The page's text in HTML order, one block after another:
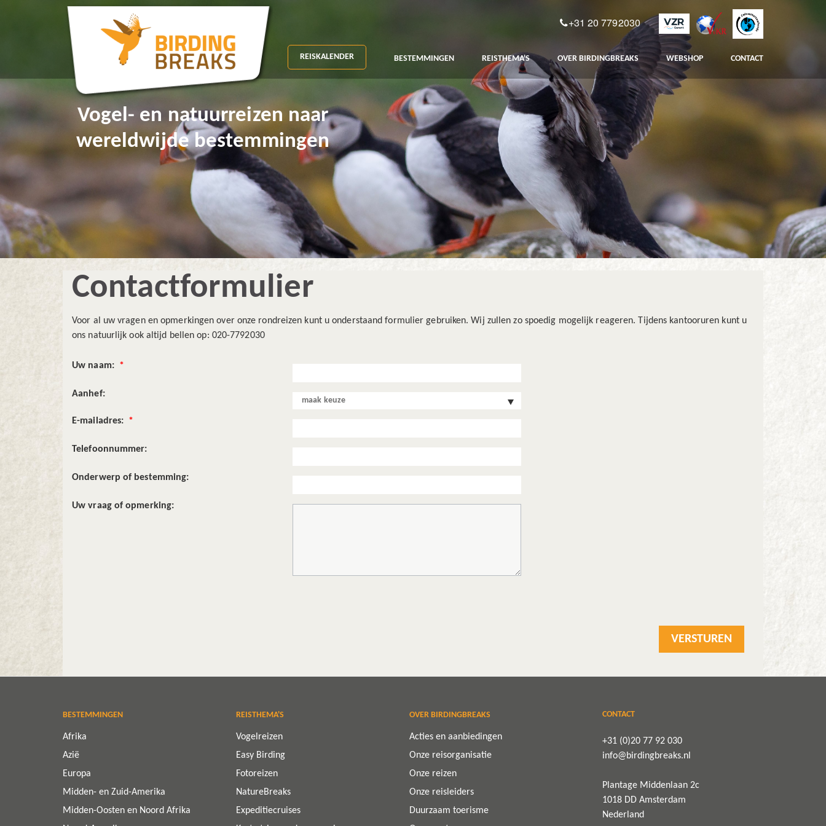
+31 20 7792030
REISKALENDER BESTEMMINGEN REISTHEMA'S OVER BIRDINGBREAKS WEBSHOP CONTACT
Vogel- en natuurreizen naar
wereldwijde bestemmingen
Contactformulier
Voor al uw vragen en opmerkingen over onze rondreizen kunt u onderstaand formulier gebruiken. Wij zullen zo spoedig mogelijk reageren. Tijdens kantooruren kunt u
ons natuurlijk ook altijd bellen op: 020-7792030
Uw naam: *
Aanhef:
maak keuze
E-mailadres: *
Telefoonnummer:
Onderwerp of bestemming:
Uw vraag of opmerking:
BESTEMMINGEN
Afrika
Azië
Europa
Midden- en Zuid-Amerika
Midden-Oosten en Noord Afrika
REISTHEMA'S
Vogelreizen
Easy Birding
Fotoreizen
NatureBreaks
Expeditiecruises
OVER BIRDINGBREAKS
Acties en aanbiedingen
Onze reisorganisatie
Onze reizen
Onze reisleiders
Duurzaam toerisme
CONTACT
+31 (0)20 77 92 030
info@birdingbreaks.nl
Plantage Middenlaan 2c
1018 DD Amsterdam
Nederland